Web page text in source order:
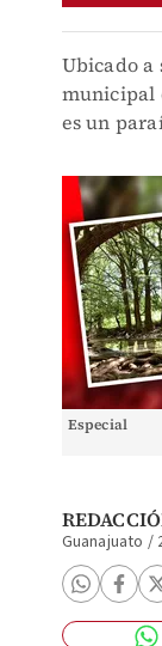
Ubicado a
municipal
es un
Especial
Guanajuato /